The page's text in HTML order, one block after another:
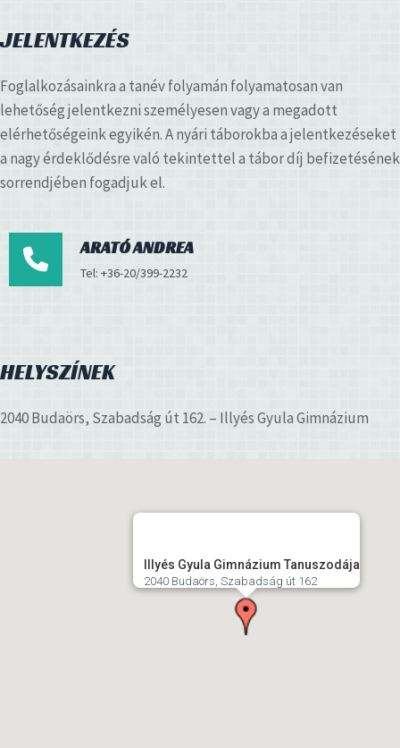
JELENTKEZÉS
Foglalkozásainkra a tanév folyamán folyamatosan van
lehetőség jelentkezni személyesen vagy a megadott
elérhetőségeink egyikén. A nyári táborokba a jelentkezéseket
a nagy érdeklődésre való tekintettel a tábor díj befizetésének
sorrendjében fogadjuk el.
ARATÓ ANDREA
Tel: +36-20/399-2232
HELYSZÍNEK
2040 Budaörs, Szabadság út 162. – Illyés Gyula Gimnázium
Illyés Gyula Gimnázium Tanuszodája
2040 Budaörs, Szabadság út 162